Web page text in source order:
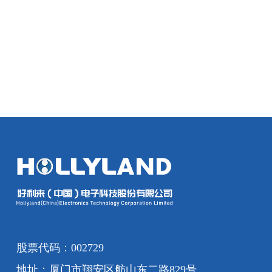
股票代码：002729
地址：厦门市翔安区舫山东二路829号